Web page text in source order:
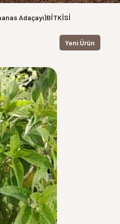
Adaçayı)BİTKİSİ
Yeni Ürün